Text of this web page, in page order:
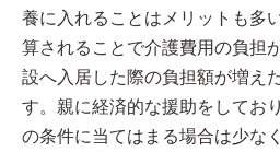
養に入れることはメリットも多
算されることで介護費用の負担
設へ入居した際の負担額が増え
す。親に経済的な援助をしてお
の条件に当てはまる場合は少な